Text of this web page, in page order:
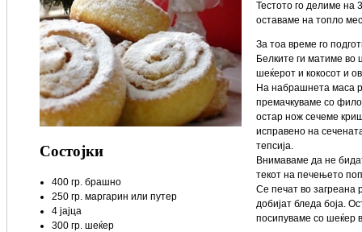
Состојки
400 гр. брашно
250 гр. маргарин или путер
4 јајца
300 гр. шеќер
Тестото го делиме на
оставаме на топло
За тоа време го
Белките ги матиме во
шеќерот и кокосот и
На набрашнета маса
премачкуваме со
остар нож сечеме
исправено на
тепсија.
Внимаваме да не
текот на печењето
Се печат во загреана
добијат бледа боја.
посипуваме со шеќер